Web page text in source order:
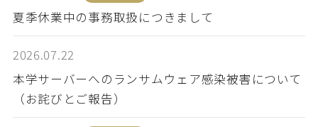
夏季休業中の事務取扱につきまして
2026.07.22
本学サーバーへのランサムウェア感染被害について
（お詫びとご報告）